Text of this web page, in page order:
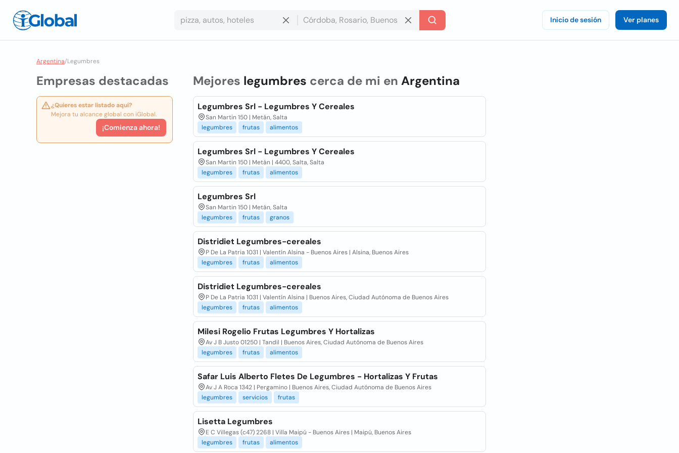
Inicio de sesión Ver planes
Argentina/Legumbres
Empresas destacadas
¿Quieres estar listado aquí?
Mejora tu alcance global con iGlobal.
¡Comienza ahora!
Mejores legumbres cerca de mi en Argentina
Legumbres Srl - Legumbres Y Cereales
San Martin 150 | Metán, Salta
legumbres
frutas alimentos
Legumbres Srl - Legumbres Y Cereales
San Martin 150 | Metán | 4400, Salta, Salta
legumbres
frutas alimentos
Legumbres Srl
San Martin 150 | Metán, Salta
legumbres
frutas granos
Distridiet Legumbres-cereales
P De La Patria 1031 | Valentín Alsina - Buenos Aires | Alsina, Buenos Aires
legumbres
frutas alimentos
Distridiet Legumbres-cereales
P De La Patria 1031 | Valentín Alsina | Buenos Aires, Ciudad Autónoma de Buenos Aires
legumbres
frutas alimentos
Milesi Rogelio Frutas Legumbres Y Hortalizas
Av J B Justo 01250 | Tandil | Buenos Aires, Ciudad Autónoma de Buenos Aires
legumbres
frutas alimentos
Safar Luis Alberto Fletes De Legumbres - Hortalizas Y Frutas
Av J A Roca 1342 | Pergamino | Buenos Aires, Ciudad Autónoma de Buenos Aires
legumbres
servicios frutas
Lisetta Legumbres
E C Villegas (c47) 2268 | Villa Maipú - Buenos Aires | Maipú, Buenos Aires
legumbres
frutas alimentos